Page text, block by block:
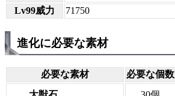
Lv99威力
71750
進化に必要な素材
必要な素材
必要な個数